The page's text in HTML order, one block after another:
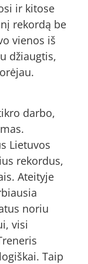
ir kitose
rekordą be
vienos iš
džiaugtis,
darbo,
Lietuvos
rekordus,
Ateityje
noriu
visi
Taip